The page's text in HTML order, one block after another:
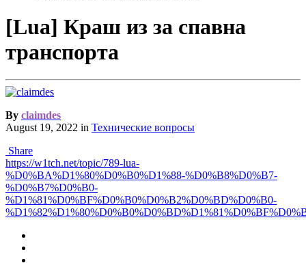
[Lua] Краш из за спавна
транспорта
By claimdes
August 19, 2022 in Технические вопросы
Share
https://w1tch.net/topic/789-lua-
%D0%BA%D1%80%D0%B0%D1%88-%D0%B8%D0%B7-
%D0%B7%D0%B0-
%D1%81%D0%BF%D0%B0%D0%B2%D0%BD%D0%B0-